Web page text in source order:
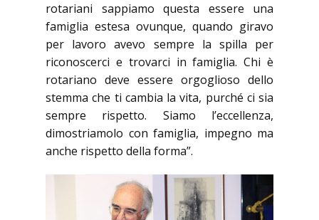
rotariani sappiamo questa essere una
famiglia estesa ovunque, quando giravo
per lavoro avevo sempre la spilla per
riconoscerci e trovarci in famiglia. Chi è
rotariano deve essere orgoglioso dello
stemma che ti cambia la vita, purché ci sia
sempre rispetto. Siamo l’eccellenza,
dimostriamolo con famiglia, impegno ma
anche rispetto della forma”.